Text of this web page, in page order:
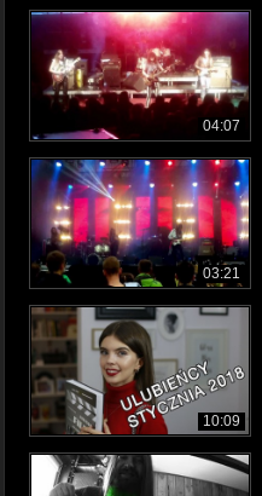
04:07
03:21
10:09